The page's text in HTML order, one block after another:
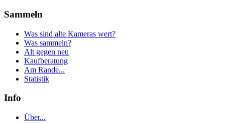
Sammeln
Was sind alte Kameras wert?
Was sammeln?
Alt gegen neu
Kaufberatung
Am Rande...
Statistik
Info
Über...